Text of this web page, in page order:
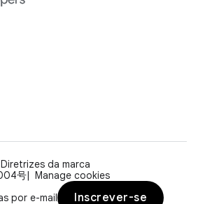
Diretrizes da marca
号
Manage cookies
por e-mail
Inscrever-se